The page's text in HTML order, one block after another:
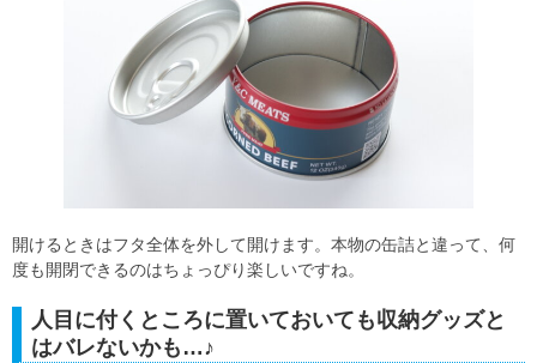
開けるときはフタ全体を外して開けます。本物の缶詰と違って、何
度も開閉できるのはちょっぴり楽しいですね。
人目に付くところに置いておいても収納グッズと
はバレないかも…♪